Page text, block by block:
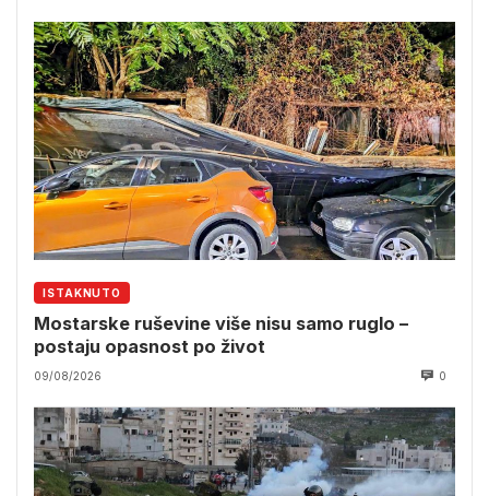
ISTAKNUTO
Mostarske ruševine više nisu samo ruglo –
postaju opasnost po život
09/08/2026 0